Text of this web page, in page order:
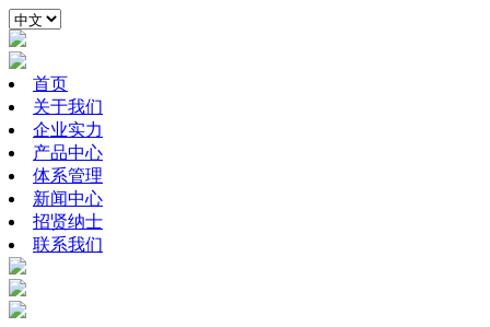
首页
关于我们
企业实力
产品中心
体系管理
新闻中心
招贤纳士
联系我们